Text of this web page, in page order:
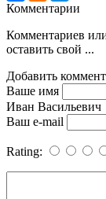
Комментарии
Комментариев
оставить свой ...
Добавить
Ваше имя
Иван Васильевич
Ваш e-mail
Rating: